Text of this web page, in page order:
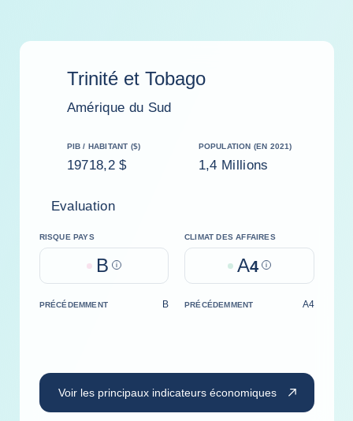
Trinité et Tobago
Amérique du Sud
PIB / HABITANT ($)
19718,2 $
POPULATION (EN 2021)
1,4 Millions
Evaluation
RISQUE PAYS
B Help
CLIMAT DES AFFAIRES
A4 Help
PRÉCÉDEMMENT B PRÉCÉDEMMENT A4
Voir les principaux indicateurs économiques